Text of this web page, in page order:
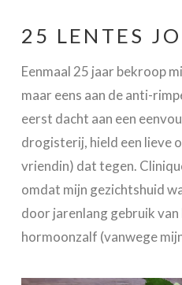
25 LENTES
Eenmaal 25 jaar bekroop
maar eens aan de anti-
eerst dacht aan een
drogisterij, hield een lieve
vriendin) dat tegen.
omdat mijn gezichtshuid
door jarenlang gebruik
hormoonzalf (vanwege